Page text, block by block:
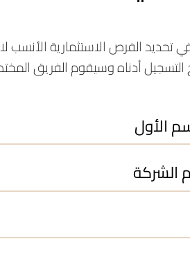
الأول
الشركة